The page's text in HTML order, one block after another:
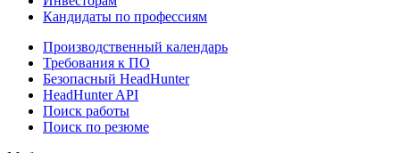
Кандидаты по профессиям
Производственный календарь
Требования к ПО
Безопасный HeadHunter
HeadHunter API
Поиск работы
Поиск по резюме